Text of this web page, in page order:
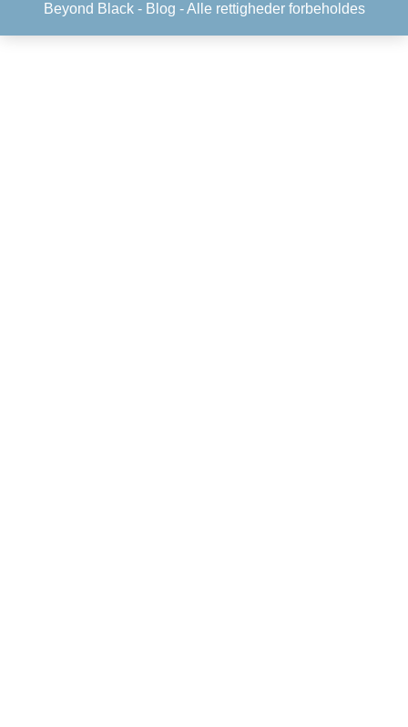
Beyond Black - Blog - Alle rettigheder forbeholdes